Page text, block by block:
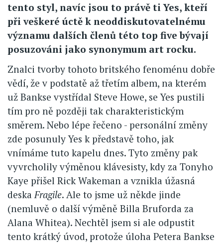
tento styl, navíc jsou to právě ti Yes, kteří
při veškeré úctě k neoddiskutovatelnému
významu dalších členů této top five bývají
posuzováni jako synonymum art rocku.
Znalci tvorby tohoto britského fenoménu dobře
vědí, že v podstatě až třetím albem, na kterém
už Bankse vystřídal Steve Howe, se Yes pustili
tím pro ně později tak charakteristickým
směrem. Nebo lépe řečeno - personální změny
zde posunuly Yes k představě toho, jak
vnímáme tuto kapelu dnes. Tyto změny pak
vyvrcholily výměnou klávesisty, kdy za Tonyho
Kaye přišel Rick Wakeman a vznikla úžasná
deska Fragile. Ale to jsme už někde jinde
(nemluvě o další výměně Billa Bruforda za
Alana Whitea). Nechtěl jsem si ale odpustit
tento krátký úvod, protože úloha Petera Bankse